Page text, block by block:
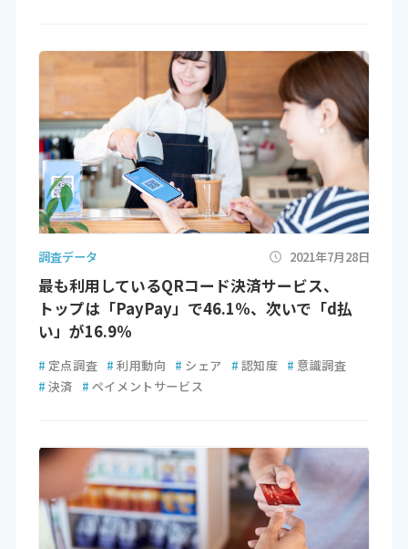
調査データ 2021年7月28日
最も利用しているQRコード決済サービス、
トップは「PayPay」で46.1％、次いで「d払
い」が16.9％
# 定点調査 # 利用動向 # シェア # 認知度 # 意識調査
# 決済 # ペイメントサービス